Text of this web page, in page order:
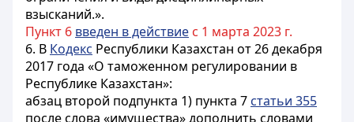
взысканий.».
Пункт 6 введен в действие с 1 марта 2023 г.
6. В Кодекс Республики Казахстан от 26 декабря
2017 года «О таможенном регулировании в
Республике Казахстан»:
абзац второй подпункта 1) пункта 7 статьи 355
после слова «имущества» дополнить словами